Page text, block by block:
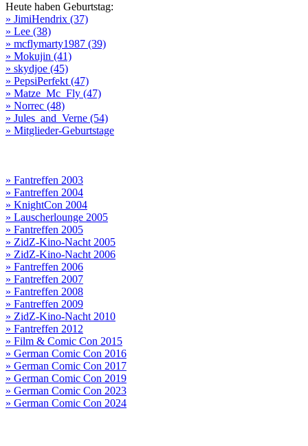
Heute haben Geburtstag:
» JimiHendrix (37)
» Lee (38)
» mcflymarty1987 (39)
» Mokujin (41)
» skydjoe (45)
» PepsiPerfekt (47)
» Matze_Mc_Fly (47)
» Norrec (48)
» Jules_and_Verne (54)
» Mitglieder-Geburtstage
» Fantreffen 2003
» Fantreffen 2004
» KnightCon 2004
» Lauscherlounge 2005
» Fantreffen 2005
» ZidZ-Kino-Nacht 2005
» ZidZ-Kino-Nacht 2006
» Fantreffen 2006
» Fantreffen 2007
» Fantreffen 2008
» Fantreffen 2009
» ZidZ-Kino-Nacht 2010
» Fantreffen 2012
» Film & Comic Con 2015
» German Comic Con 2016
» German Comic Con 2017
» German Comic Con 2019
» German Comic Con 2023
» German Comic Con 2024